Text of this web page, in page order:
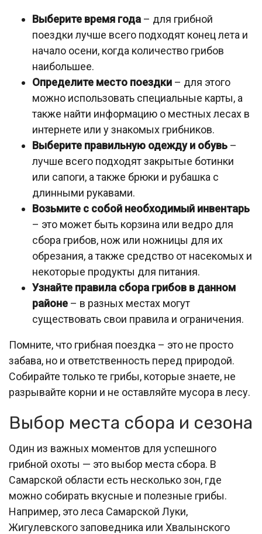
Выберите время года – для грибной
поездки лучше всего подходят конец лета и
начало осени, когда количество грибов
наибольшее.
Определите место поездки – для этого
можно использовать специальные карты, а
также найти информацию о местных лесах в
интернете или у знакомых грибников.
Выберите правильную одежду и обувь –
лучше всего подходят закрытые ботинки
или сапоги, а также брюки и рубашка с
длинными рукавами.
Возьмите с собой необходимый инвентарь
– это может быть корзина или ведро для
сбора грибов, нож или ножницы для их
обрезания, а также средство от насекомых и
некоторые продукты для питания.
Узнайте правила сбора грибов в данном
районе – в разных местах могут
существовать свои правила и ограничения.
Помните, что грибная поездка – это не просто
забава, но и ответственность перед природой.
Собирайте только те грибы, которые знаете, не
разрывайте корни и не оставляйте мусора в лесу.
Выбор места сбора и сезона
Один из важных моментов для успешного
грибной охоты — это выбор места сбора. В
Самарской области есть несколько зон, где
можно собирать вкусные и полезные грибы.
Например, это леса Самарской Луки,
Жигулевского заповедника или Хвалынского